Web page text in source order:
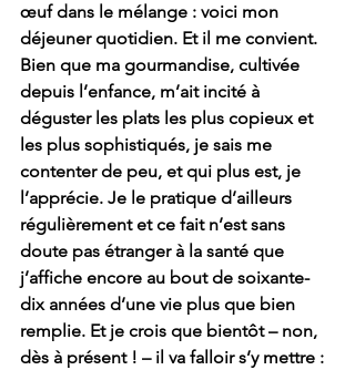
œuf dans le mélange : voici mon
déjeuner quotidien. Et il me convient.
Bien que ma gourmandise, cultivée
depuis l’enfance, m’ait incité à
déguster les plats les plus copieux et
les plus sophistiqués, je sais me
contenter de peu, et qui plus est, je
l’apprécie. Je le pratique d’ailleurs
régulièrement et ce fait n’est sans
doute pas étranger à la santé que
j’affiche encore au bout de soixante-
dix années d’une vie plus que bien
remplie. Et je crois que bientôt – non,
dès à présent ! – il va falloir s’y mettre :